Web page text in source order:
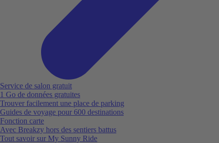
Service de salon gratuit
1 Go de données gratuites
Trouver facilement une place de parking
Guides de voyage pour 600 destinations
Fonction carte
Avec Breakzy hors des sentiers battus
Tout savoir sur My Sunny Ride